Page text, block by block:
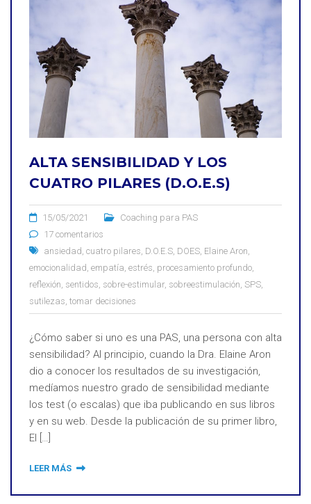
ALTA SENSIBILIDAD Y LOS
CUATRO PILARES (D.O.E.S)
15/05/2021
Coaching para PAS
17 comentarios
ansiedad cuatro pilares D.O.E.S DOES Elaine Aron
emocionalidad empatía estrés procesamiento profundo
reflexión sentidos sobre-estimular, sobreestimulación SPS
sutilezas tomar decisiones
¿Cómo saber si uno es una PAS, una persona con alta
sensibilidad? Al principio, cuando la Dra. Elaine Aron
dio a conocer los resultados de su investigación,
medíamos nuestro grado de sensibilidad mediante
los test (o escalas) que iba publicando en sus libros
y en su web. Desde la publicación de su primer libro,
El […]
LEER MÁS